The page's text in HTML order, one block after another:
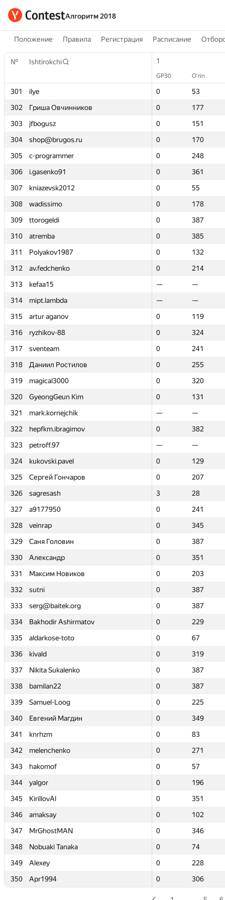
Алгоритм 2018
Положение Правила Регистрация Расписание
№ Ishtirokchi 1
GP30 O‘rin
301 ilye 0
53
302
Гриша Овчинников 0
177
303
jfbogusz 0
151
304
shop@brugos.ru 0
170
305
c-programmer 0
248
306
i.gasenko91 0
361
307
kniazevsk2012 0
55
308
wadissimo 0
178
309
ttorogeldi 0
387
310
atremba 0
385
311
Polyakov1987 0
132
312
av.fedchenko 0
214
313
kefaa15 —
—
314
mipt.lambda —
—
315
artur aganov 0
119
316
ryzhikov-88 0
324
317
sventeam 0
241
318
Даниил Ростилов 0
255
319
magical3000 0
320
320
GyeongGeun Kim 0
131
321
mark.kornejchik —
—
322
hepfkm.ibragimov 0
382
323
petroff.97 —
—
324
kukovski.pavel 0
129
325
Сергей Гончаров 0
207
326
sagresash 3
28
327
a9177950 0
241
328
veinrap 0
345
329
Саня Головин 0
387
330
Александр 0
351
331
Максим Новиков 0
203
332
sutni 0
387
333
serg@baitek.org 0
387
334
Bakhodir Ashirmatov 0
229
335
aldarkose-toto 0
67
336
kivald 0
319
337
Nikita Sukalenko 0
387
338
bamilan22 0
387
339
Samuel-Loog 0
225
340
Евгений Магдин 0
349
341
knrhzm 0
83
342
melenchenko 0
271
343
hakomof 0
57
344
yalgor 0
196
345
KirillovAl 0
351
346
amaksay 0
102
347
MrGhostMAN 0
346
348
Nobuaki Tanaka 0
74
349
Alexey 0
228
350
Apr1994 0 306
№ Ishtirokchi 1
GP30 O‘rin
301 ilye 0
53
302
Гриша Овчинников 0
177
303
jfbogusz 0
151
304
shop@brugos.ru 0
170
305
c-programmer 0
248
306
i.gasenko91 0
361
307
kniazevsk2012 0
55
308
wadissimo 0
178
309
ttorogeldi 0
387
310
atremba 0
385
311
Polyakov1987 0
132
312
av.fedchenko 0
214
313
kefaa15 —
—
314
mipt.lambda —
—
315
artur aganov 0
119
316
ryzhikov-88 0
324
317
sventeam 0
241
318
Даниил Ростилов 0
255
319
magical3000 0
320
320
GyeongGeun Kim 0
131
321
mark.kornejchik —
—
322
hepfkm.ibragimov 0
382
323
petroff.97 —
—
324
kukovski.pavel 0
129
325
Сергей Гончаров 0
207
326
sagresash 3
28
327
a9177950 0
241
328
veinrap 0
345
329
Саня Головин 0
387
330
Александр 0
351
331
Максим Новиков 0
203
332
sutni 0
387
333
serg@baitek.org 0
387
334
Bakhodir Ashirmatov 0
229
335
aldarkose-toto 0
67
336
kivald 0
319
337
Nikita Sukalenko 0
387
338
bamilan22 0
387
339
Samuel-Loog 0
225
340
Евгений Магдин 0
349
341
knrhzm 0
83
342
melenchenko 0
271
343
hakomof 0
57
344
yalgor 0
196
345
KirillovAl 0
351
346
amaksay 0
102
347
MrGhostMAN 0
346
348
Nobuaki Tanaka 0
74
349
Alexey 0
228
350
Apr1994 0 306